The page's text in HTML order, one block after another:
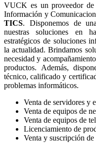
VUCK es un proveedor
Información y
TICS. Disponemos de
nuestras soluciones en
estratégicos de soluciones
la actualidad. Brindamos
necesidad y
productos. Además,
técnico, calificado y
problemas informáticos.
Venta de servidores y
Venta de equipos de
Venta de equipos de
Licenciamiento de
Venta y suscripción